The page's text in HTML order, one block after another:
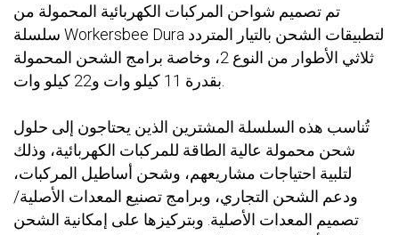
تم تصميم شواحن المركبات الكهربائية المحمولة من
سلسلة Workersbee Dura لتطبيقات الشحن بالتيار المتردد
ثلاثي الأطوار من النوع 2، وخاصة برامج الشحن المحمولة
تُناسب هذه السلسلة المشترين الذين يحتاجون إلى حلول
شحن محمولة عالية الطاقة للمركبات الكهربائية، وذلك
لتلبية احتياجات مشاريعهم، وشحن أساطيل المركبات،
ودعم الشحن التجاري، وبرامج تصنيع المعدات الأصلية/
تصميم المعدات الأصلية. وبتركيزها على إمكانية الشحن